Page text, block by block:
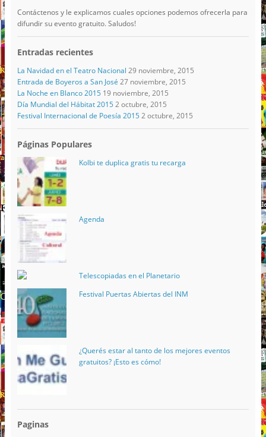
Contáctenos y le explicamos cuales opciones podemos ofrecerla para
difundir su evento gratuito. Saludos!
Entradas recientes
La Navidad en el Teatro Nacional 29 noviembre, 2015
Entrada de Boyeros a San José 27 noviembre, 2015
La Noche en Blanco 2015 19 noviembre, 2015
Día Mundial del Hábitat 2015 2 octubre, 2015
Festival Internacional de Poesía 2015 2 octubre, 2015
Páginas Populares
Kolbi te duplica gratis tu recarga
Agenda
Telescopiadas en el Planetario
Festival Puertas Abiertas del INM
¿Querés estar al tanto de los mejores eventos
gratuitos? ¡Esto es cómo!
Paginas